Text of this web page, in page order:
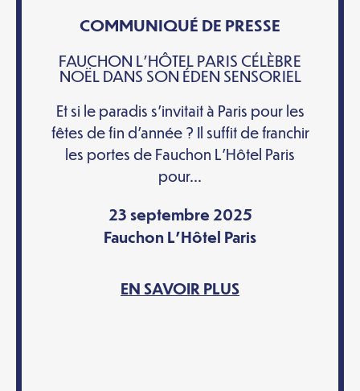
COMMUNIQUÉ DE PRESSE
FAUCHON L’HÔTEL PARIS CÉLÈBRE
NOËL DANS SON ÉDEN SENSORIEL
Et si le paradis s’invitait à Paris pour les
fêtes de fin d’année ? Il suffit de franchir
les portes de Fauchon L’Hôtel Paris
pour...
23 septembre 2025
Fauchon L'Hôtel Paris
EN SAVOIR PLUS